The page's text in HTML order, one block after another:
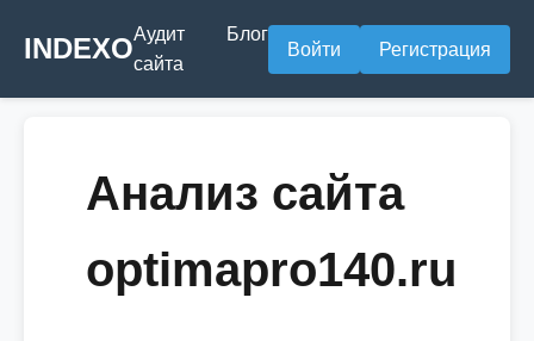
INDEXOАудит
сайта
Блог
Войти Регистрация
Анализ сайта
optimapro140.ru